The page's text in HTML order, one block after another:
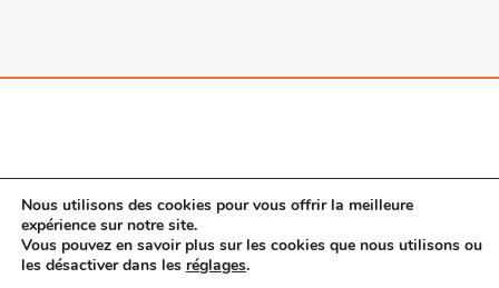
© 2026 Porte SAS. |Mentions légales|Nous
Nous utilisons des cookies pour vous offrir la meilleure
expérience sur notre site.
Vous pouvez en savoir plus sur les cookies que nous utilisons ou
les désactiver dans les réglages.